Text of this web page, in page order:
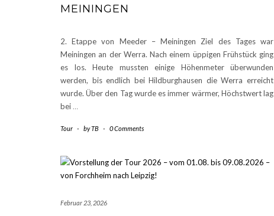
MEININGEN
2. Etappe von Meeder – Meiningen Ziel des Tages war
Meiningen an der Werra. Nach einem üppigen Frühstück ging
es los. Heute mussten einige Höhenmeter überwunden
werden, bis endlich bei Hildburghausen die Werra erreicht
wurde. Über den Tag wurde es immer wärmer, Höchstwert lag
bei…
Tour - byTB - 0 Comments
Februar 23, 2026